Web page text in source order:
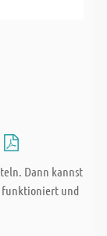
Dann kannst
funktioniert und